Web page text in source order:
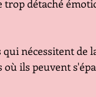
trop détaché
nécessitent de
où ils peuvent